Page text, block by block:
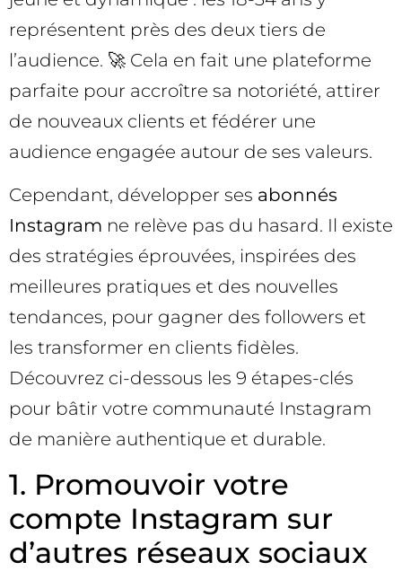
représentent près des deux tiers de
l’audience. 🚀 Cela en fait une plateforme
parfaite pour accroître sa notoriété, attirer
de nouveaux clients et fédérer une
audience engagée autour de ses valeurs.
Cependant, développer ses abonnés
Instagram ne relève pas du hasard. Il existe
des stratégies éprouvées, inspirées des
meilleures pratiques et des nouvelles
tendances, pour gagner des followers et
les transformer en clients fidèles.
Découvrez ci-dessous les 9 étapes-clés
pour bâtir votre communauté Instagram
de manière authentique et durable.
1. Promouvoir votre
compte Instagram sur
d’autres réseaux sociaux